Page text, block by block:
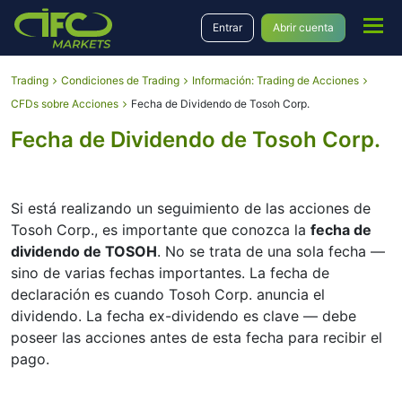
Entrar Abrir cuenta
Trading Condiciones de Trading
Información: Trading de Acciones
CFDs sobre Acciones
Fecha de Dividendo de Tosoh Corp.
Fecha de Dividendo de Tosoh Corp.
Si está realizando un seguimiento de las acciones de
Tosoh Corp., es importante que conozca la fecha de
dividendo de TOSOH. No se trata de una sola fecha —
sino de varias fechas importantes. La fecha de
declaración es cuando Tosoh Corp. anuncia el
dividendo. La fecha ex-dividendo es clave — debe
poseer las acciones antes de esta fecha para recibir el
pago.